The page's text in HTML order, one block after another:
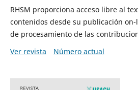
RHSM proporciona acceso libre al
contenidos desde su publicación on-
de procesamiento de las
Ver revista
Número actual